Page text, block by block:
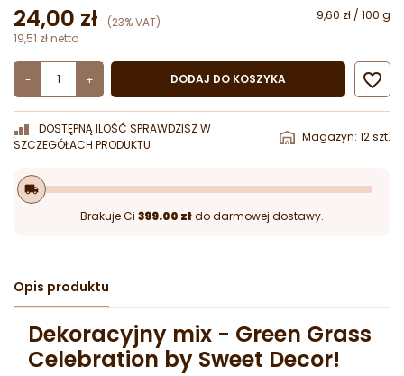
24,00 zł (23% VAT)
9,60 zł / 100 g
19,51 zł netto
- + DODAJ DO KOSZYKA 
DOSTĘPNĄ ILOŚĆ SPRAWDZISZ W
SZCZEGÓŁACH PRODUKTU
Magazyn: 12 szt.
local_shipping
Brakuje Ci 399.00 złdo darmowej dostawy.
Opis produktu
Dekoracyjny mix - Green Grass
Celebration by Sweet Decor!